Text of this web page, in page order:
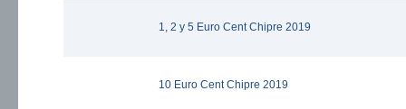
1, 2 y 5 Euro Cent Chipre 2019
10 Euro Cent Chipre 2019